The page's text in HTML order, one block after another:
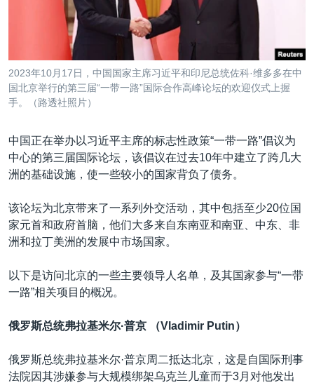
美国建国250周年
埃博拉疫情
美国之音专访
重要讲话与声明
台海两岸关系
南中国海争端
关注新疆
GEN Z 看美国
其他语言网站
2023年10月17日，中国国家主席习近平和印尼总统佐科·维多多在中
国北京举行的第三届“一带一路”国际合作高峰论坛的欢迎仪式上握
手。（路透社照片）
中国正在举办以习近平主席的标志性政策“一带一路”倡议为
中心的第三届国际论坛，该倡议在过去10年中建立了跨几大
洲的基础设施，使一些较小的国家背负了债务。
该论坛为北京带来了一系列外交活动，其中包括至少20位国
家元首和政府首脑，他们大多来自东南亚和南亚、中东、非
洲和拉丁美洲的发展中市场国家。
以下是访问北京的一些主要领导人名单，及其国家参与“一带
一路”相关项目的概况。
俄罗斯总统弗拉基米尔·普京 （Vladimir Putin）
俄罗斯总统弗拉基米尔·普京周二抵达北京，这是自国际刑事
法院因其涉嫌参与大规模绑架乌克兰儿童而于3月对他发出